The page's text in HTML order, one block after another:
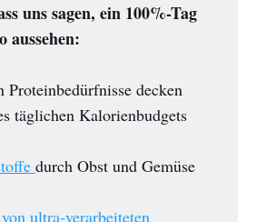
uns sagen, ein 100%-Tag
aussehen:
Proteinbedürfnisse decken
täglichen Kalorienbudgets
durch Obst und Gemüse
ultra-verarbeiteten